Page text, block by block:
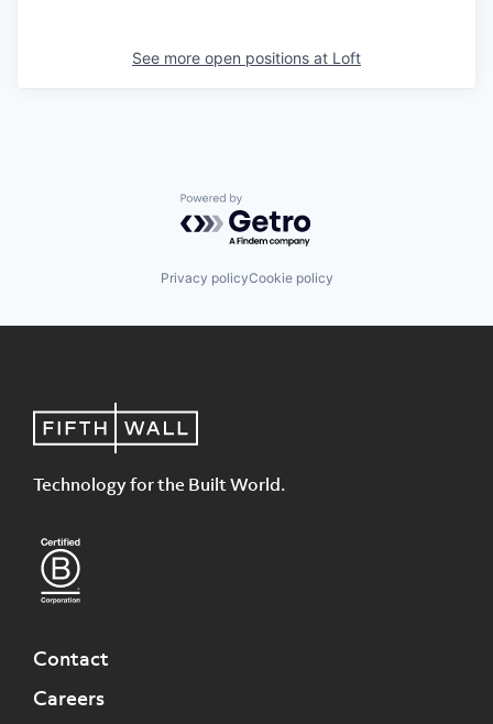
See more open positions at Loft
Powered by Getro.com
Privacy policyCookie policy
Technology for the Built World.
Contact
Careers